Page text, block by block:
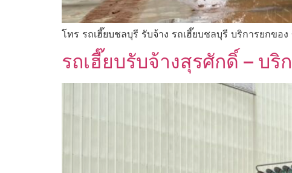
โทร รถเฮี๊ยบชลบุรี รับจ้าง รถเฮี๊ยบชลบุรี บริการยกขอ
รถเฮี๊ยบรับจ้างสุรศักดิ์ – บ